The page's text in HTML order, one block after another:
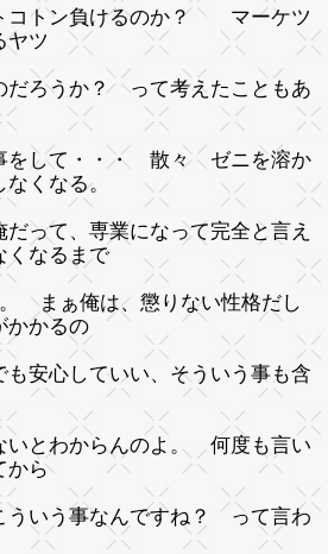
コトン負けるのか？ マーケツ
ヤツ
だろうか？ って考えたこともあ
をして・・・ 散々 ゼニを溶か
くなる。
って、専業になって完全と言え
くなるまで
まぁ俺は、懲りない性格だし
かかるの
安心していい、そういう事も含
いとわからんのよ。 何度も言い
から
いう事なんですね？ って言わ